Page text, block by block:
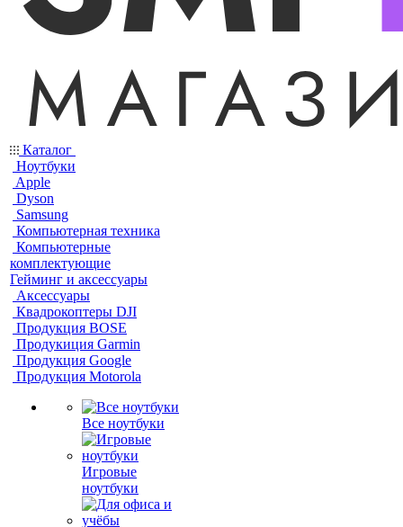
Каталог
Ноутбуки
Apple
Dyson
Samsung
Компьютерная техника
Компьютерные
комплектующие
Гейминг и аксессуары
Аксессуары
Квадрокоптеры DJI
Продукция BOSE
Продукиция Garmin
Продукция Google
Продукция Motorola
Все ноутбуки
Игровые
ноутбуки